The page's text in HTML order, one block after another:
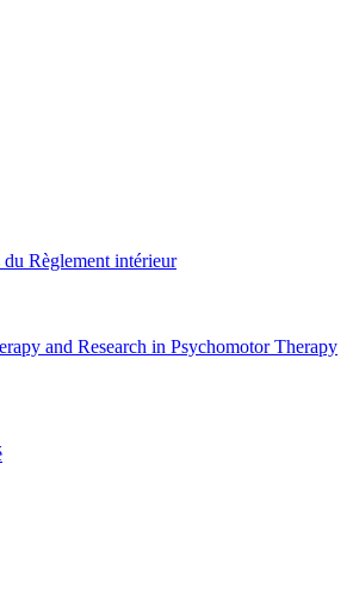
Règlement intérieur
and Research in Psychomotor Therapy